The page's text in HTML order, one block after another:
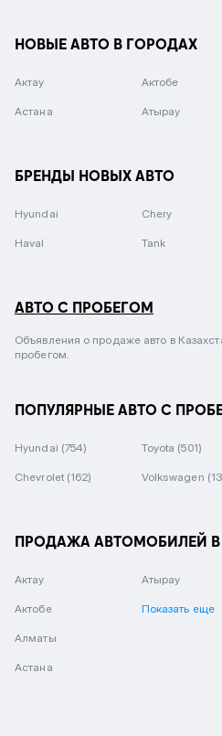
НОВЫЕ АВТО В ГОРОДАХ
Актау Актобе
Астана Атырау
БРЕНДЫ НОВЫХ АВТО
Hyundai Chery
Haval Tank
АВТО С ПРОБЕГОМ
Объявления о продаже авто в
пробегом.
ПОПУЛЯРНЫЕ АВТО С
Hyundai (754) Toyota (501)
Chevrolet (162) Volkswagen
ПРОДАЖА АВТОМОБИЛЕЙ В
Актау
Актобе
Алматы
Астана
Атырау
Показать еще